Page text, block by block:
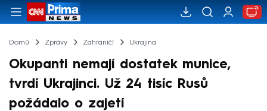
Domů Zprávy Zahraničí Ukrajina
Okupanti nemají dostatek munice,
tvrdí Ukrajinci. Už 24 tisíc Rusů
požádalo o zajetí